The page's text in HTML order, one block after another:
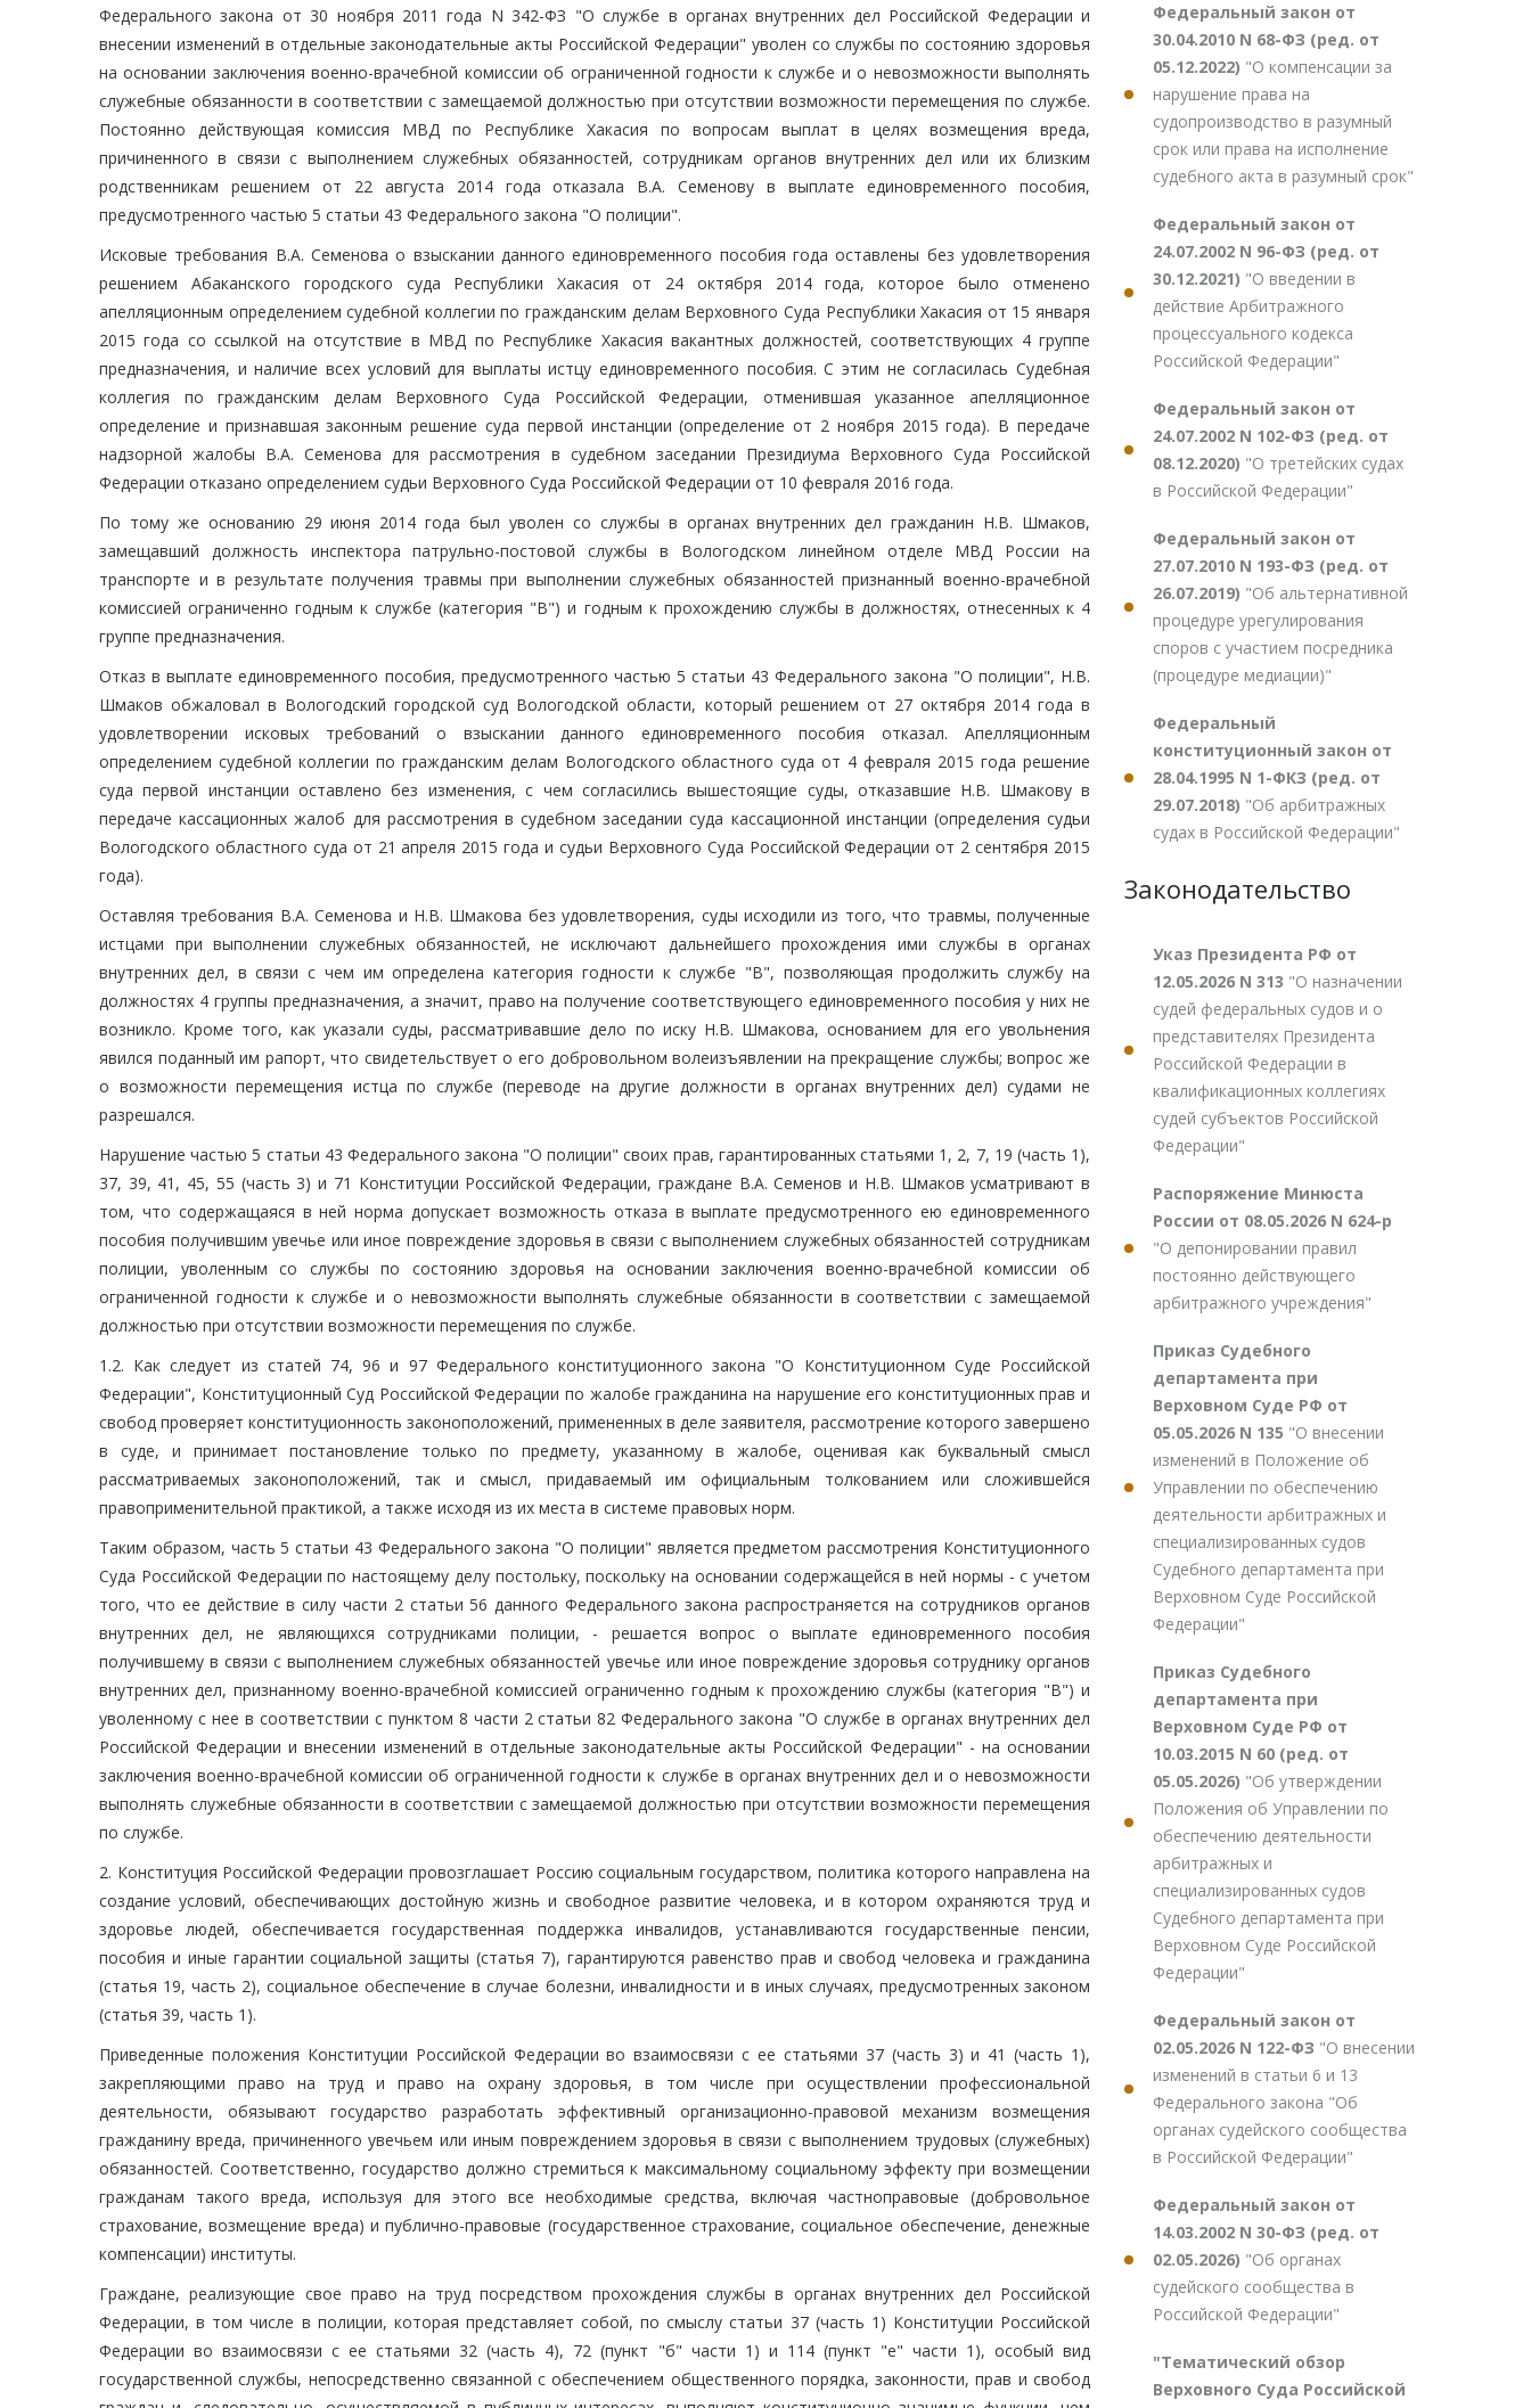
Федерального закона от 30 ноября 2011 года N 342-ФЗ "О службе в органах внутренних дел Российской Федерации и
внесении изменений в отдельные законодательные акты Российской Федерации" уволен со службы по состоянию здоровья
на основании заключения военно-врачебной комиссии об ограниченной годности к службе и о невозможности выполнять
служебные обязанности в соответствии с замещаемой должностью при отсутствии возможности перемещения по службе.
Постоянно действующая комиссия МВД по Республике Хакасия по вопросам выплат в целях возмещения вреда,
причиненного в связи с выполнением служебных обязанностей, сотрудникам органов внутренних дел или их близким
родственникам решением от 22 августа 2014 года отказала В.А. Семенову в выплате единовременного пособия,
предусмотренного частью 5 статьи 43 Федерального закона "О полиции".
Исковые требования В.А. Семенова о взыскании данного единовременного пособия года оставлены без удовлетворения
решением Абаканского городского суда Республики Хакасия от 24 октября 2014 года, которое было отменено
апелляционным определением судебной коллегии по гражданским делам Верховного Суда Республики Хакасия от 15 января
2015 года со ссылкой на отсутствие в МВД по Республике Хакасия вакантных должностей, соответствующих 4 группе
предназначения, и наличие всех условий для выплаты истцу единовременного пособия. С этим не согласилась Судебная
коллегия по гражданским делам Верховного Суда Российской Федерации, отменившая указанное апелляционное
определение и признавшая законным решение суда первой инстанции (определение от 2 ноября 2015 года). В передаче
надзорной жалобы В.А. Семенова для рассмотрения в судебном заседании Президиума Верховного Суда Российской
Федерации отказано определением судьи Верховного Суда Российской Федерации от 10 февраля 2016 года.
По тому же основанию 29 июня 2014 года был уволен со службы в органах внутренних дел гражданин Н.В. Шмаков,
замещавший должность инспектора патрульно-постовой службы в Вологодском линейном отделе МВД России на
транспорте и в результате получения травмы при выполнении служебных обязанностей признанный военно-врачебной
комиссией ограниченно годным к службе (категория "В") и годным к прохождению службы в должностях, отнесенных к 4
группе предназначения.
Отказ в выплате единовременного пособия, предусмотренного частью 5 статьи 43 Федерального закона "О полиции", Н.В.
Шмаков обжаловал в Вологодский городской суд Вологодской области, который решением от 27 октября 2014 года в
удовлетворении исковых требований о взыскании данного единовременного пособия отказал. Апелляционным
определением судебной коллегии по гражданским делам Вологодского областного суда от 4 февраля 2015 года решение
суда первой инстанции оставлено без изменения, с чем согласились вышестоящие суды, отказавшие Н.В. Шмакову в
передаче кассационных жалоб для рассмотрения в судебном заседании суда кассационной инстанции (определения судьи
Вологодского областного суда от 21 апреля 2015 года и судьи Верховного Суда Российской Федерации от 2 сентября 2015
года).
Оставляя требования В.А. Семенова и Н.В. Шмакова без удовлетворения, суды исходили из того, что травмы, полученные
истцами при выполнении служебных обязанностей, не исключают дальнейшего прохождения ими службы в органах
внутренних дел, в связи с чем им определена категория годности к службе "В", позволяющая продолжить службу на
должностях 4 группы предназначения, а значит, право на получение соответствующего единовременного пособия у них не
возникло. Кроме того, как указали суды, рассматривавшие дело по иску Н.В. Шмакова, основанием для его увольнения
явился поданный им рапорт, что свидетельствует о его добровольном волеизъявлении на прекращение службы; вопрос же
о возможности перемещения истца по службе (переводе на другие должности в органах внутренних дел) судами не
разрешался.
Нарушение частью 5 статьи 43 Федерального закона "О полиции" своих прав, гарантированных статьями 1, 2, 7, 19 (часть 1),
37, 39, 41, 45, 55 (часть 3) и 71 Конституции Российской Федерации, граждане В.А. Семенов и Н.В. Шмаков усматривают в
том, что содержащаяся в ней норма допускает возможность отказа в выплате предусмотренного ею единовременного
пособия получившим увечье или иное повреждение здоровья в связи с выполнением служебных обязанностей сотрудникам
полиции, уволенным со службы по состоянию здоровья на основании заключения военно-врачебной комиссии об
ограниченной годности к службе и о невозможности выполнять служебные обязанности в соответствии с замещаемой
должностью при отсутствии возможности перемещения по службе.
1.2. Как следует из статей 74, 96 и 97 Федерального конституционного закона "О Конституционном Суде Российской
Федерации", Конституционный Суд Российской Федерации по жалобе гражданина на нарушение его конституционных прав и
свобод проверяет конституционность законоположений, примененных в деле заявителя, рассмотрение которого завершено
в суде, и принимает постановление только по предмету, указанному в жалобе, оценивая как буквальный смысл
рассматриваемых законоположений, так и смысл, придаваемый им официальным толкованием или сложившейся
правоприменительной практикой, а также исходя из их места в системе правовых норм.
Таким образом, часть 5 статьи 43 Федерального закона "О полиции" является предметом рассмотрения Конституционного
Суда Российской Федерации по настоящему делу постольку, поскольку на основании содержащейся в ней нормы - с учетом
того, что ее действие в силу части 2 статьи 56 данного Федерального закона распространяется на сотрудников органов
внутренних дел, не являющихся сотрудниками полиции, - решается вопрос о выплате единовременного пособия
получившему в связи с выполнением служебных обязанностей увечье или иное повреждение здоровья сотруднику органов
внутренних дел, признанному военно-врачебной комиссией ограниченно годным к прохождению службы (категория "В") и
уволенному с нее в соответствии с пунктом 8 части 2 статьи 82 Федерального закона "О службе в органах внутренних дел
Российской Федерации и внесении изменений в отдельные законодательные акты Российской Федерации" - на основании
заключения военно-врачебной комиссии об ограниченной годности к службе в органах внутренних дел и о невозможности
выполнять служебные обязанности в соответствии с замещаемой должностью при отсутствии возможности перемещения
по службе.
2. Конституция Российской Федерации провозглашает Россию социальным государством, политика которого направлена на
создание условий, обеспечивающих достойную жизнь и свободное развитие человека, и в котором охраняются труд и
здоровье людей, обеспечивается государственная поддержка инвалидов, устанавливаются государственные пенсии,
пособия и иные гарантии социальной защиты (статья 7), гарантируются равенство прав и свобод человека и гражданина
(статья 19, часть 2), социальное обеспечение в случае болезни, инвалидности и в иных случаях, предусмотренных законом
(статья 39, часть 1).
Приведенные положения Конституции Российской Федерации во взаимосвязи с ее статьями 37 (часть 3) и 41 (часть 1),
закрепляющими право на труд и право на охрану здоровья, в том числе при осуществлении профессиональной
деятельности, обязывают государство разработать эффективный организационно-правовой механизм возмещения
гражданину вреда, причиненного увечьем или иным повреждением здоровья в связи с выполнением трудовых (служебных)
обязанностей. Соответственно, государство должно стремиться к максимальному социальному эффекту при возмещении
гражданам такого вреда, используя для этого все необходимые средства, включая частноправовые (добровольное
страхование, возмещение вреда) и публично-правовые (государственное страхование, социальное обеспечение, денежные
компенсации) институты.
Граждане, реализующие свое право на труд посредством прохождения службы в органах внутренних дел Российской
Федерации, в том числе в полиции, которая представляет собой, по смыслу статьи 37 (часть 1) Конституции Российской
Федерации во взаимосвязи с ее статьями 32 (часть 4), 72 (пункт "б" части 1) и 114 (пункт "е" части 1), особый вид
государственной службы, непосредственно связанной с обеспечением общественного порядка, законности, прав и свобод
Федеральный закон от
30.04.2010 N 68-ФЗ (ред. от
05.12.2022) "О компенсации за
нарушение права на
судопроизводство в разумный
срок или права на исполнение
судебного акта в разумный срок"
Федеральный закон от
24.07.2002 N 96-ФЗ (ред. от
30.12.2021) "О введении в
действие Арбитражного
процессуального кодекса
Российской Федерации"
Федеральный закон от
24.07.2002 N 102-ФЗ (ред. от
08.12.2020) "О третейских судах
в Российской Федерации"
Федеральный закон от
27.07.2010 N 193-ФЗ (ред. от
26.07.2019) "Об альтернативной
процедуре урегулирования
споров с участием посредника
(процедуре медиации)"
Федеральный
конституционный закон от
28.04.1995 N 1-ФКЗ (ред. от
29.07.2018) "Об арбитражных
судах в Российской Федерации"
Законодательство
Указ Президента РФ от
12.05.2026 N 313 "О назначении
судей федеральных судов и о
представителях Президента
Российской Федерации в
квалификационных коллегиях
судей субъектов Российской
Федерации"
Распоряжение Минюста
России от 08.05.2026 N 624-р
"О депонировании правил
постоянно действующего
арбитражного учреждения"
Приказ Судебного
департамента при
Верховном Суде РФ от
05.05.2026 N 135 "О внесении
изменений в Положение об
Управлении по обеспечению
деятельности арбитражных и
специализированных судов
Судебного департамента при
Верховном Суде Российской
Федерации"
Приказ Судебного
департамента при
Верховном Суде РФ от
10.03.2015 N 60 (ред. от
05.05.2026) "Об утверждении
Положения об Управлении по
обеспечению деятельности
арбитражных и
специализированных судов
Судебного департамента при
Верховном Суде Российской
Федерации"
Федеральный закон от
02.05.2026 N 122-ФЗ "О внесении
изменений в статьи 6 и 13
Федерального закона "Об
органах судейского сообщества
в Российской Федерации"
Федеральный закон от
14.03.2002 N 30-ФЗ (ред. от
02.05.2026) "Об органах
судейского сообщества в
Российской Федерации"
"Тематический обзор
Верховного Суда Российской